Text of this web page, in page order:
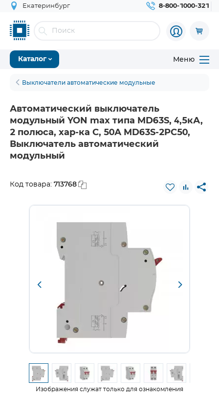
Екатеринбург 8-800-1000-321
Каталог Меню
Выключатели автоматические модульные
Автоматический выключатель
модульный YON max типа MD63S, 4,5кА,
2 полюса, хар-ка C, 50А MD63S-2PC50,
Выключатель автоматический
модульный
Код товара: 713768
Изображения служат только для ознакомления